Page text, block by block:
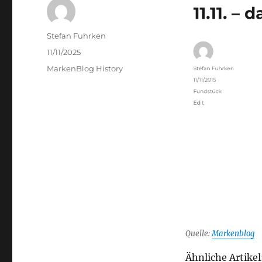
Quelle:Markenblog
Ähnliche
Author
Stefan Fuhrken
Posted
11/11/2025
Categories
MarkenBlog History